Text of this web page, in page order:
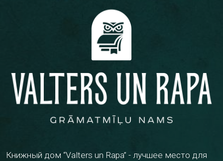
Книжный дом “Valters un Rapa” - лучшее место для